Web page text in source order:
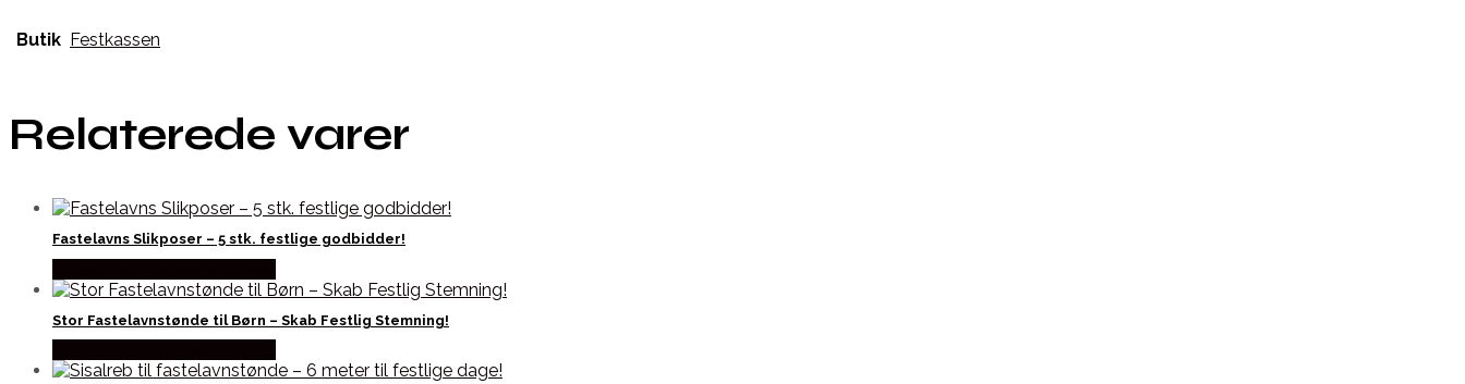
Butik Festkassen
Relaterede varer
Fastelavns Slikposer – 5 stk. festlige godbidder!
Stor Fastelavnstønde til Børn – Skab Festlig Stemning!